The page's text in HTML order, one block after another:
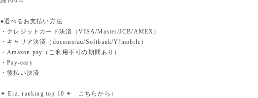
♦︎選べるお支払い方法
・クレジットカード決済（VISA/Master/JCB/AMEX）
・キャリア決済（docomo/au/Softbank/Y!mobile）
・Amazon pay（ご利用不可の期間あり）
・Pay-easy
・後払い決済
✴︎ Erz. ranking top 10 ✴︎ こちらから↓